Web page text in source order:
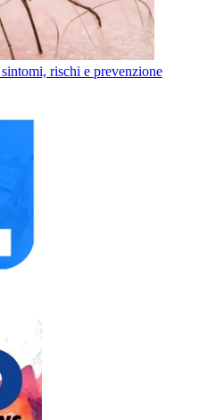
rischi e prevenzione